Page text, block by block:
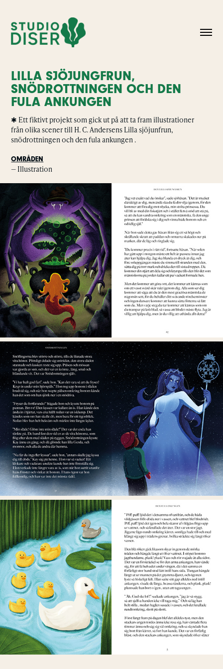
LILLA SJÖJUNGFRUN,
SNÖDROTTNINGEN OCH DEN
FULA ANKUNGEN
✱ Ett fiktivt projekt som gick ut på att ta fram illustrationer
från olika scener till H. C. Andersens Lilla sjöjunfrun,
snödrottningen och den fula ankungen .
OMRÅDEN
— Illustration